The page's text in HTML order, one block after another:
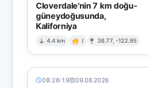
Cloverdale'nin 7 km doğu-
güneydoğusunda,
Kaliforniya
4.4 km I 38.77, -122.95
08:26:19 09.08.2026